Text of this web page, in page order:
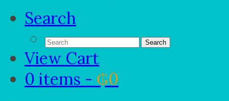
Search
View Cart
0 items - ₲0